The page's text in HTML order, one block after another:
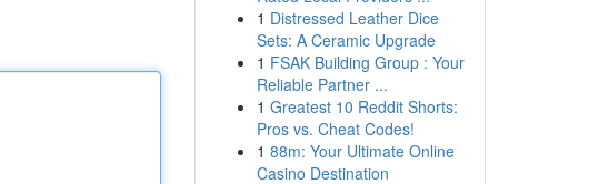
1 Distressed Leather Dice
Sets: A Ceramic Upgrade
1 FSAK Building Group : Your
Reliable Partner ...
1 Greatest 10 Reddit Shorts:
Pros vs. Cheat Codes!
1 88m: Your Ultimate Online
Casino Destination